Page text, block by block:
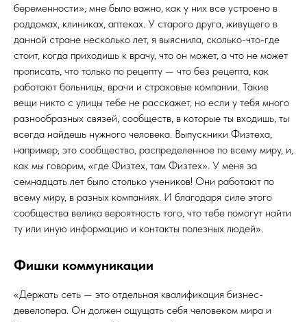
беременности», мне было важно, как у них все устроено в
роддомах, клиниках, аптеках. У старого друга, живущего в
данной стране несколько лет, я выяснила, сколько-что-где
стоит, когда приходишь к врачу, что он может, а что не может
прописать, что только по рецепту — что без рецепта, как
работают больницы, врачи и страховые компании. Такие
вещи никто с улицы тебе не расскажет, но если у тебя много
разнообразных связей, сообществ, в которые ты входишь, ты
всегда найдешь нужного человека. Выпускники Физтеха,
например, это сообщество, распределенное по всему миру, и,
как мы говорим, «где Физтех, там Физтех». У меня за
семнадцать лет было столько учеников! Они работают по
всему миру, в разных компаниях. И благодаря силе этого
сообщества велика вероятность того, что тебе помогут найти
ту или иную информацию и контакты полезных людей».
Фишки коммуникации
«Держать сеть — это отдельная квалификация бизнес-
девелопера. Он должен ощущать себя человеком мира и